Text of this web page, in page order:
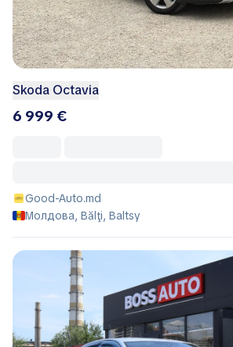
Skoda Octavia
6 999 €
Good-Auto.md
Молдова, Bălţi, Baltsy